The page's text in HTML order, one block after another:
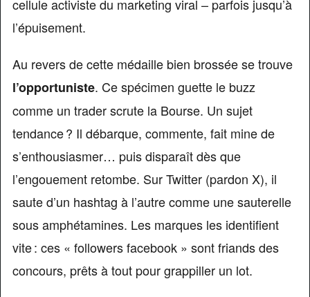
cellule activiste du marketing viral – parfois jusqu’à
l’épuisement.
Au revers de cette médaille bien brossée se trouve
l’opportuniste. Ce spécimen guette le buzz
comme un trader scrute la Bourse. Un sujet
tendance ? Il débarque, commente, fait mine de
s’enthousiasmer… puis disparaît dès que
l’engouement retombe. Sur Twitter (pardon X), il
saute d’un hashtag à l’autre comme une sauterelle
sous amphétamines. Les marques les identifient
vite : ces « followers facebook » sont friands des
concours, prêts à tout pour grappiller un lot.